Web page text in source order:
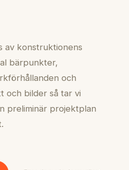
av konstruktionens
bärpunkter,
och
och bilder så tar vi
preliminär projektplan